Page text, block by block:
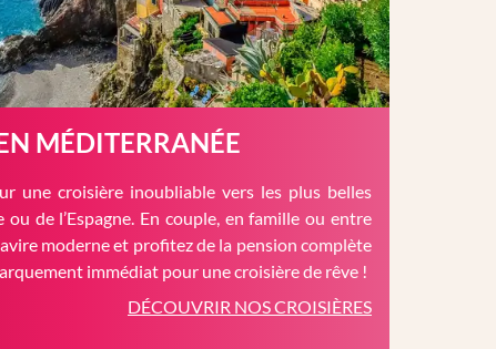
MÉDITERRANÉE
une croisière inoubliable vers les plus belles
ou de l’Espagne. En couple, en famille ou entre
moderne et profitez de la pension complète
immédiat pour une croisière de rêve !
DÉCOUVRIR NOS CROISIÈRES